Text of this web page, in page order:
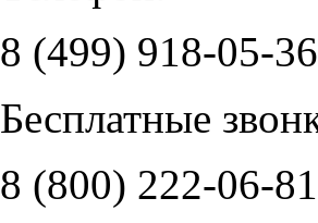
8 (499) 918-05-36
Бесплатные
8 (800) 222-06-81